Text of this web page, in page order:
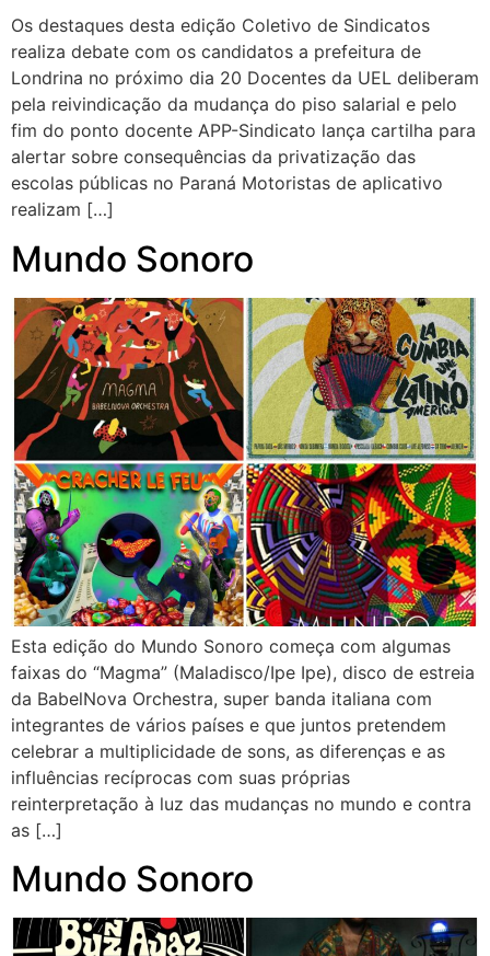
Os destaques desta edição Coletivo de Sindicatos
realiza debate com os candidatos a prefeitura de
Londrina no próximo dia 20 Docentes da UEL deliberam
pela reivindicação da mudança do piso salarial e pelo
fim do ponto docente APP-Sindicato lança cartilha para
alertar sobre consequências da privatização das
escolas públicas no Paraná Motoristas de aplicativo
realizam […]
Mundo Sonoro
Esta edição do Mundo Sonoro começa com algumas
faixas do “Magma” (Maladisco/Ipe Ipe), disco de estreia
da BabelNova Orchestra, super banda italiana com
integrantes de vários países e que juntos pretendem
celebrar a multiplicidade de sons, as diferenças e as
influências recíprocas com suas próprias
reinterpretação à luz das mudanças no mundo e contra
as […]
Mundo Sonoro